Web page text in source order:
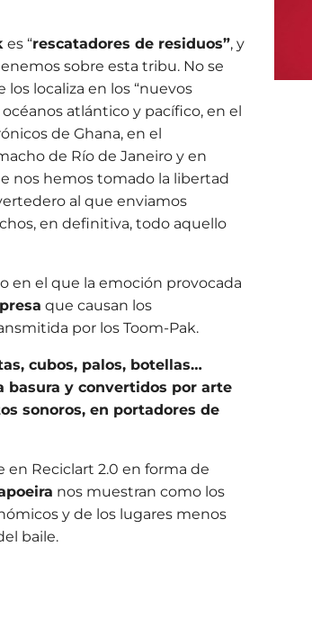
es “rescatadores de residuos”, y
sobre esta tribu. No se
localiza en los “nuevos
atlántico y pacífico, en el
de Ghana, en el
de Río de Janeiro y en
nos hemos tomado la libertad
al que enviamos
en definitiva, todo aquello
en el que la emoción provocada
que causan los
por los Toom-Pak.
cubos, palos, botellas…
basura y convertidos por arte
sonoros, en portadores de
en Reciclart 2.0 en forma de
nos muestran como los
y de los lugares menos
baile.